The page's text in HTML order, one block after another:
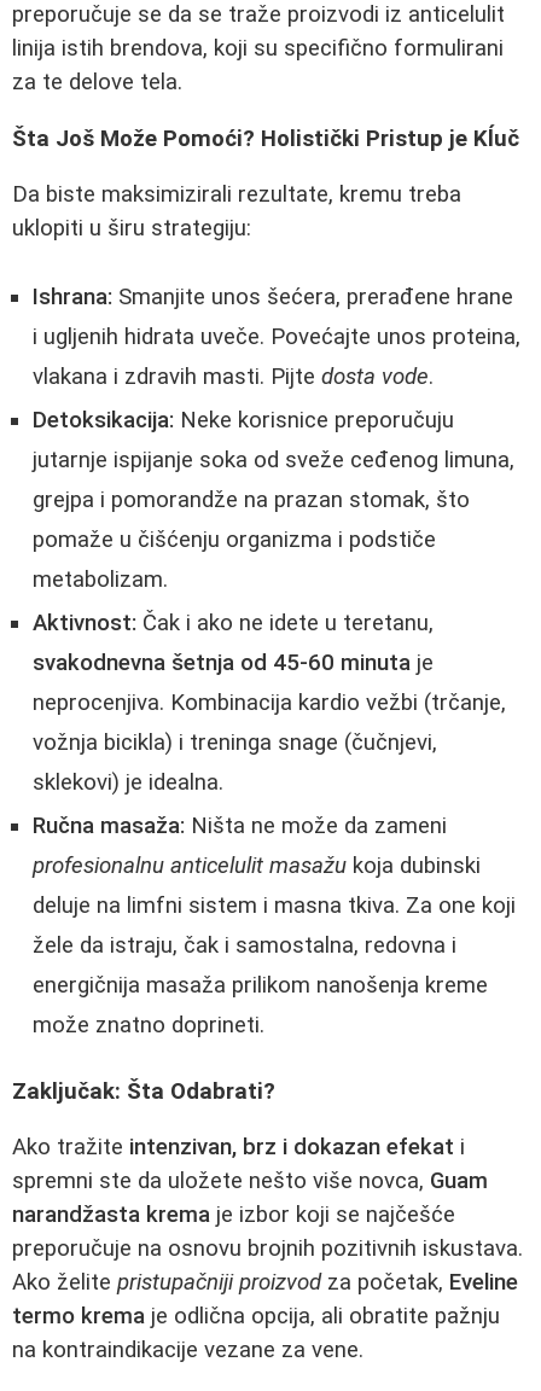
preporučuje se da se traže proizvodi iz anticelulit
linija istih brendova, koji su specifično formulirani
za te delove tela.
Šta Još Može Pomoći? Holistički Pristup je Kĺuč
Da biste maksimizirali rezultate, kremu treba
uklopiti u širu strategiju:
Ishrana: Smanjite unos šećera, prerađene hrane
i ugljenih hidrata uveče. Povećajte unos proteina,
vlakana i zdravih masti. Pijte dosta vode.
Detoksikacija: Neke korisnice preporučuju
jutarnje ispijanje soka od sveže ceđenog limuna,
grejpa i pomorandže na prazan stomak, što
pomaže u čišćenju organizma i podstiče
metabolizam.
Aktivnost: Čak i ako ne idete u teretanu,
svakodnevna šetnja od 45-60 minuta je
neprocenjiva. Kombinacija kardio vežbi (trčanje,
vožnja bicikla) i treninga snage (čučnjevi,
sklekovi) je idealna.
Ručna masaža: Ništa ne može da zameni
profesionalnu anticelulit masažu koja dubinski
deluje na limfni sistem i masna tkiva. Za one koji
žele da istraju, čak i samostalna, redovna i
energičnija masaža prilikom nanošenja kreme
može znatno doprineti.
Zaključak: Šta Odabrati?
Ako tražite intenzivan, brz i dokazan efekat i
spremni ste da uložete nešto više novca, Guam
narandžasta krema je izbor koji se najčešće
preporučuje na osnovu brojnih pozitivnih iskustava.
Ako želite pristupačniji proizvodza početak, Eveline
termo krema je odlična opcija, ali obratite pažnju
na kontraindikacije vezane za vene.